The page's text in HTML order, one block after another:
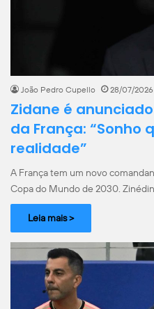
João Pedro Cupello 28/07/2026
Zidane é
da França: “Sonho
realidade”
A França tem um novo
Copa do Mundo de 2030.
Leia mais >